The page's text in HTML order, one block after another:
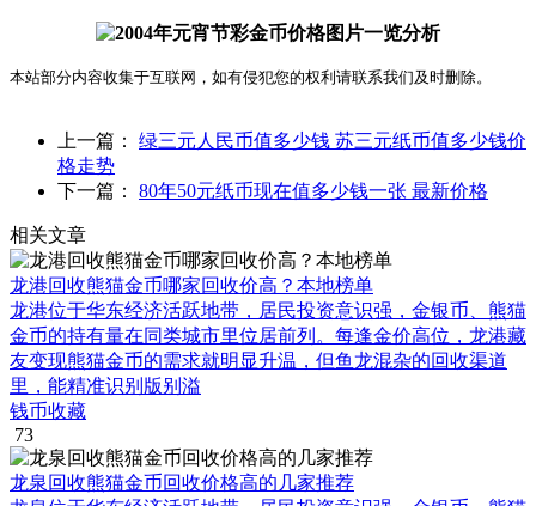
本站部分内容收集于互联网，如有侵犯您的权利请联系我们及时删除。
上一篇： 绿三元人民币值多少钱 苏三元纸币值多少钱价
格走势
下一篇： 80年50元纸币现在值多少钱一张 最新价格
相关文章
龙港回收熊猫金币哪家回收价高？本地榜单
龙港位于华东经济活跃地带，居民投资意识强，金银币、熊猫
金币的持有量在同类城市里位居前列。每逢金价高位，龙港藏
友变现熊猫金币的需求就明显升温，但鱼龙混杂的回收渠道
里，能精准识别版别溢
钱币收藏
73
龙泉回收熊猫金币回收价格高的几家推荐